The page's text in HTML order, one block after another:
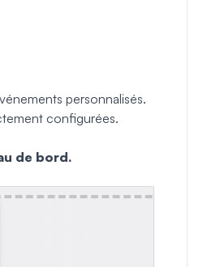
personnalisés.
configurées.
de bord.